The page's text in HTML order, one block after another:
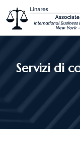
Servizi di